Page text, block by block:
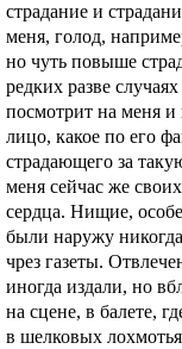
страдание и
меня, голод,
но чуть повыше
редких разве
посмотрит на меня и
лицо, какое по его
страдающего за
меня сейчас же
сердца. Нищие,
были наружу
чрез газеты.
иногда издали, но
на сцене, в балете,
в шелковых